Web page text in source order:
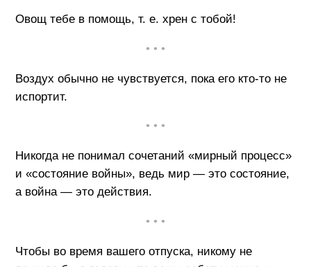
Овощ тебе в помощь, т. е. хрен с тобой!
• • •
Воздух обычно не чувствуется, пока его кто-то не
испортит.
• • •
Никогда не понимал сочетаний «мирный процесс»
и «состояние войны», ведь мир — это состояние,
а война — это действия.
• • •
Чтобы во время вашего отпуска, никому не